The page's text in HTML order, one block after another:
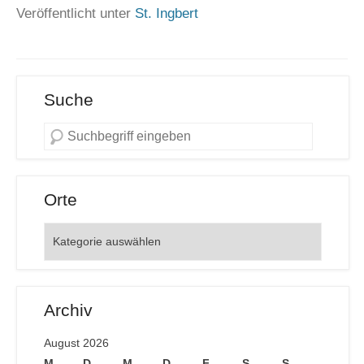
Veröffentlicht unter St. Ingbert
Suche
Orte
Archiv
August 2026